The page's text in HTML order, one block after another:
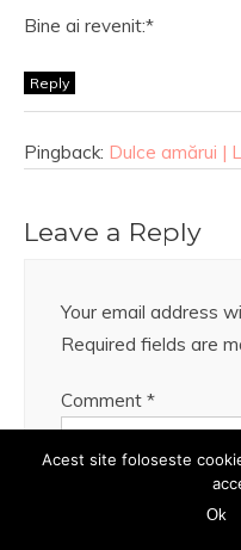
Bine ai revenit:*
Reply
Pingback: Dulce amărui |
Leave a Reply
Your email address
Required fields are
Comment *
Acest site foloseste
Ok